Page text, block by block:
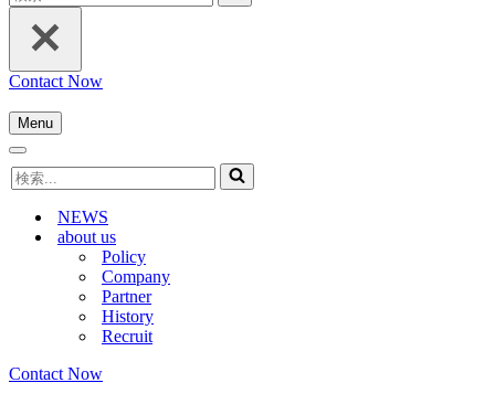
索...
Contact Now
Menu
ナ
ゲ
シ
ョ
ナ
ビ
検
索...
NEWS
about us
Policy
Company
Partner
History
Recruit
Contact Now